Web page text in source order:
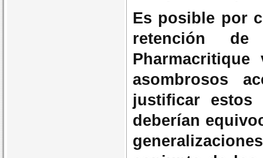
Es posible por
retención
asombrosos
justificar
deberían